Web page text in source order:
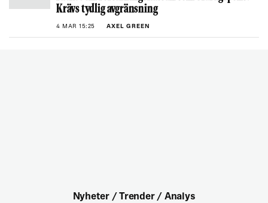
Krävs tydlig avgränsning
4 MAR 15:25 AXEL GREEN
Nyheter / Trender / Analys